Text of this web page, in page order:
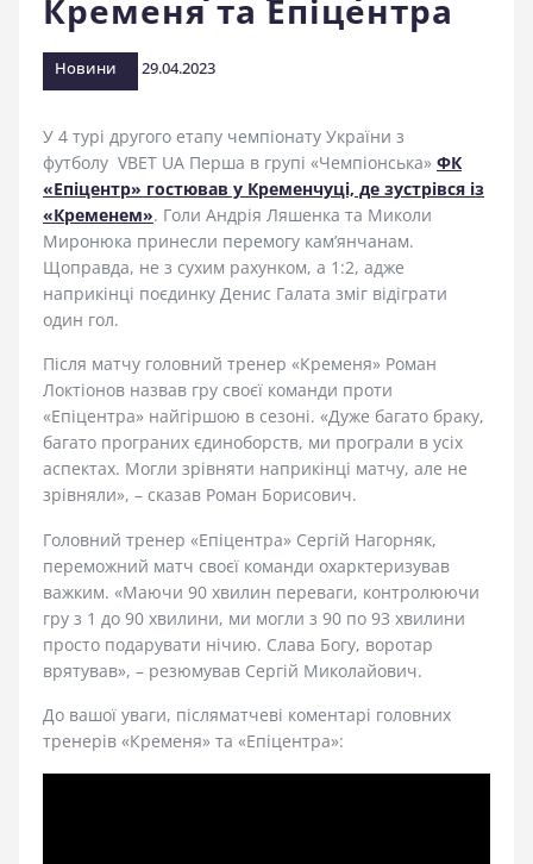
стадіоні
Кременя та Епіцентра
Новини 29.04.2023
У 4 турі другого етапу чемпіонату України з
футболу VBET UA Перша в групі «Чемпіонська» ФК
«Епіцентр» гостював у Кременчуці, де зустрівся із
«Кременем». Голи Андрія Ляшенка та Миколи
Миронюка принесли перемогу кам’янчанам.
Щоправда, не з сухим рахунком, а 1:2, адже
наприкінці поєдинку Денис Галата зміг відіграти
один гол.
Після матчу головний тренер «Кременя» Роман
Локтіонов назвав гру своєї команди проти
«Епіцентра» найгіршою в сезоні. «Дуже багато браку,
багато програних єдиноборств, ми програли в усіх
аспектах. Могли зрівняти наприкінці матчу, але не
зрівняли», – сказав Роман Борисович.
Головний тренер «Епіцентра» Сергій Нагорняк,
переможний матч своєї команди охарктеризував
важким. «Маючи 90 хвилин переваги, контролюючи
гру з 1 до 90 хвилини, ми могли з 90 по 93 хвилини
просто подарувати нічию. Слава Богу, воротар
врятував», – резюмував Сергій Миколайович.
До вашої уваги, післяматчеві коментарі головних
тренерів «Кременя» та «Епіцентра»: